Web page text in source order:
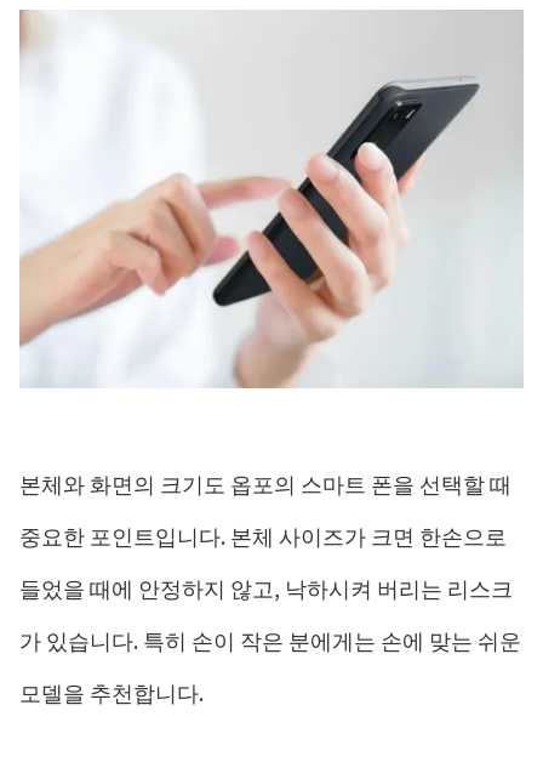
본체와 화면의 크기도 옵포의 스마트 폰을 선택할 때
중요한 포인트입니다. 본체 사이즈가 크면 한손으로
들었을 때에 안정하지 않고, 낙하시켜 버리는 리스크
가 있습니다. 특히 손이 작은 분에게는 손에 맞는 쉬운
모델을 추천합니다.